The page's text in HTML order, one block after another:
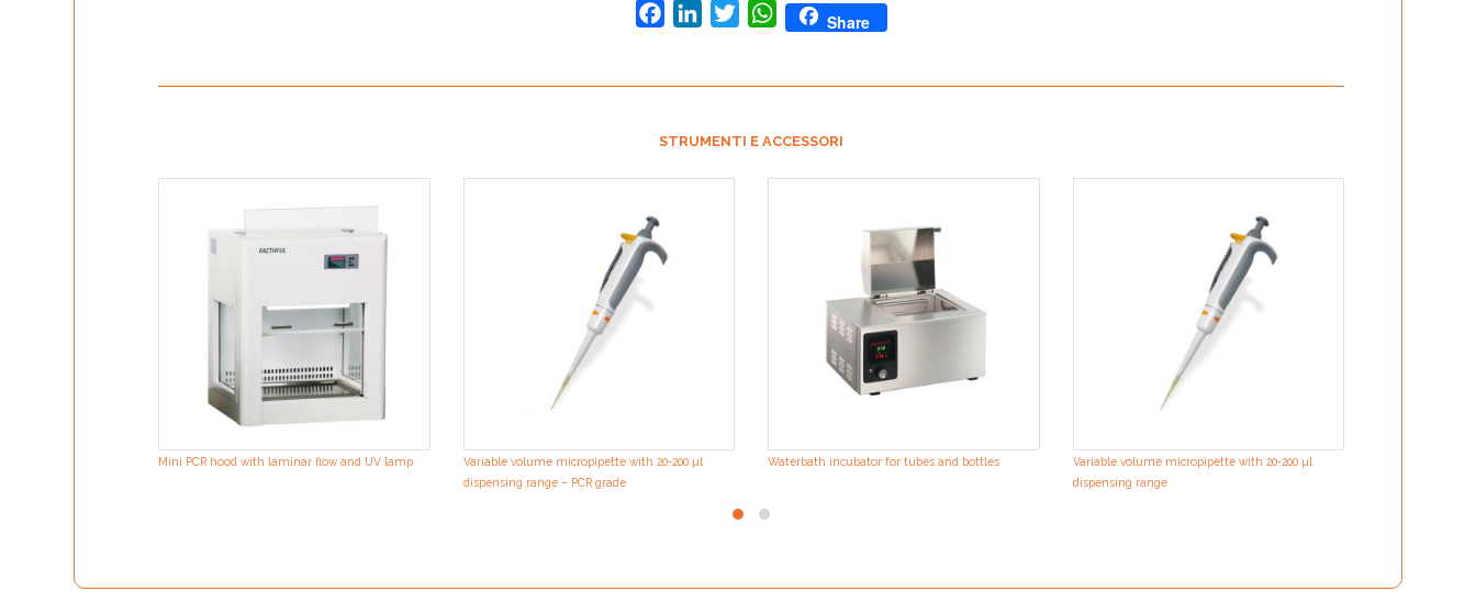
FacebookLinkedInTwitterWhatsApp
Share
STRUMENTI E ACCESSORI
Mini PCR hood with laminar flow and UV lamp
Variable volume micropipette with 20-200 µl
dispensing range – PCR grade
Waterbath incubator for tubes and bottles
Variable volume micropipette with 20-200 µl
dispensing range